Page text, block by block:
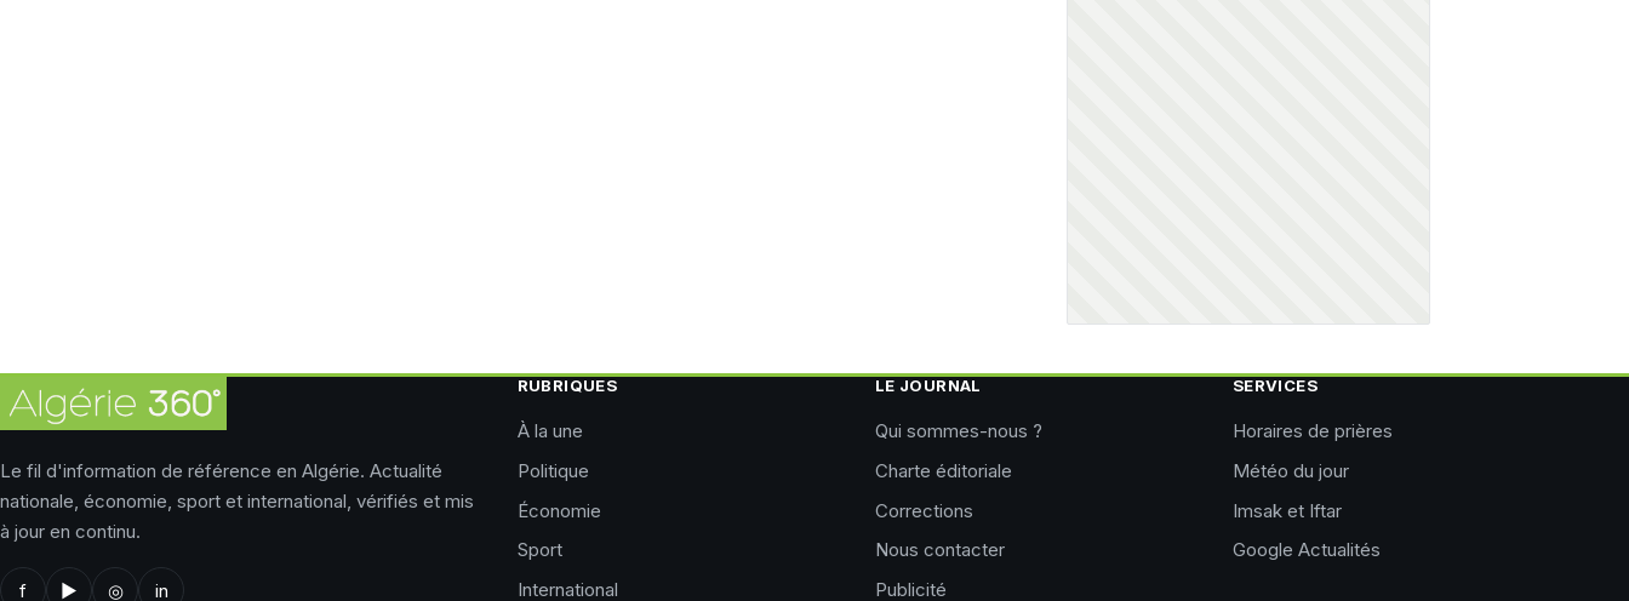
Le fil d'information de référence en Algérie. Actualité
nationale, économie, sport et international, vérifiés et mis
à jour en continu.
f ▶ ◎ in
RUBRIQUES
À la une
Politique
Économie
Sport
International
LE JOURNAL
Qui sommes-nous ?
Charte éditoriale
Corrections
Nous contacter
Publicité
SERVICES
Horaires de prières
Météo du jour
Imsak et Iftar
Google Actualités